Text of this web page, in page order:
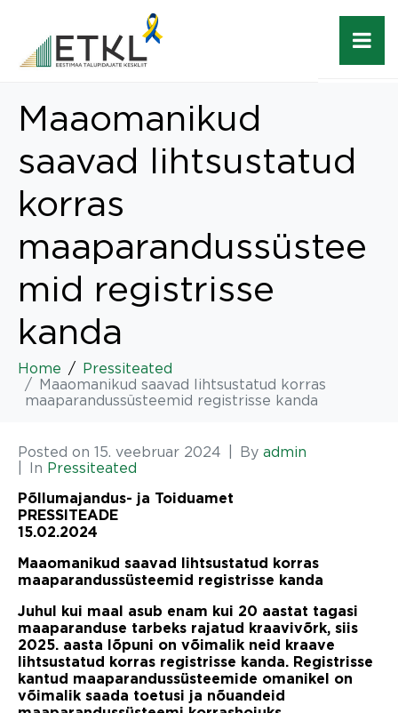
Maaomanikud
saavad lihtsustatud
korras
maaparandussüstee
mid registrisse
kanda
Home
Pressiteated
Maaomanikud saavad lihtsustatud korras
maaparandussüsteemid registrisse kanda
Posted on 15. veebruar 2024 By admin
In Pressiteated
Põllumajandus- ja Toiduamet
PRESSITEADE
15.02.2024
Maaomanikud saavad lihtsustatud korras
maaparandussüsteemid registrisse kanda
Juhul kui maal asub enam kui 20 aastat tagasi
maaparanduse tarbeks rajatud kraavivõrk, siis
2025. aasta lõpuni on võimalik neid kraave
lihtsustatud korras registrisse kanda. Registrisse
kantud maaparandussüsteemide omanikel on
võimalik saada toetusi ja nõuandeid